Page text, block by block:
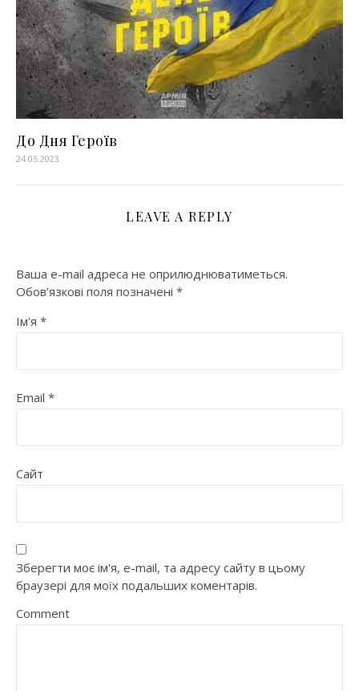
До Дня Героїв
24.05.2023
LEAVE A REPLY
Ваша e-mail адреса не оприлюднюватиметься.
Обов’язкові поля позначені *
Ім'я *
Email *
Сайт
Зберегти моє ім'я, e-mail, та адресу сайту в цьому
браузері для моїх подальших коментарів.
Comment